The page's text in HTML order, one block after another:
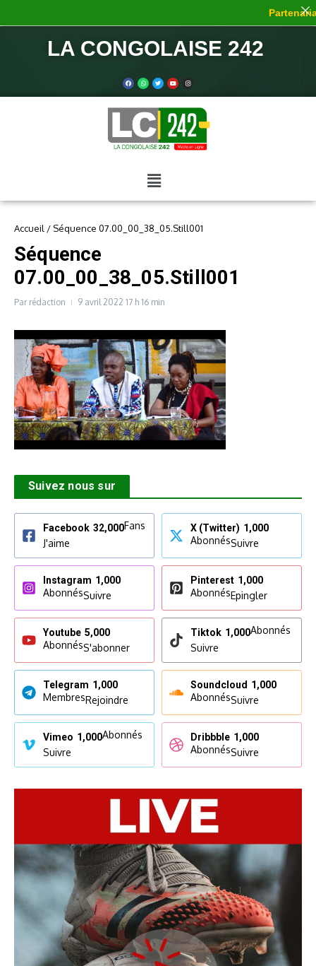
LA CONGOLAISE 242
Accueil / Séquence 07.00_00_38_05.Still001
Séquence
07.00_00_38_05.Still001
Par rédaction 9 avril 2022 17 h 16 min
Suivez nous sur
Facebook 32,000Fans
J'aime
X (Twitter) 1,000
AbonnésSuivre
Instagram 1,000
AbonnésSuivre
Pinterest 1,000
AbonnésEpingler
Youtube 5,000
AbonnésS'abonner
Tiktok 1,000Abonnés
Suivre
Telegram 1,000
MembresRejoindre
Soundcloud 1,000
AbonnésSuivre
Vimeo 1,000Abonnés
Suivre
Dribbble 1,000
AbonnésSuivre